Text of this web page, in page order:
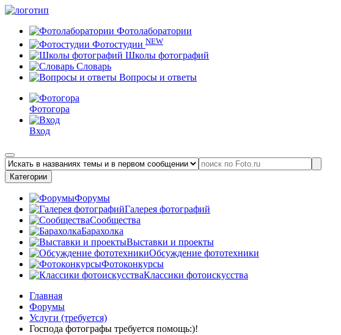
Фотолаборатории
Фотостудии NEW
Школы фотографий
Словарь
Вопросы и ответы
Фотогора
Вход
Категории
Форумы
Галерея фотографий
Сообщества
Барахолка
Выставки и проекты
Обсуждение фототехники
Фотоконкурсы
Классики фотоискусства
Главная
Форумы
Услуги (требуется)
Господа фотографы требуется помощь:)!